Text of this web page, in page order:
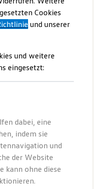
Leasing
Cookies
und unserer
und weitere
eingesetzt:
dabei, eine
indem sie
und
der Website
kann ohne diese